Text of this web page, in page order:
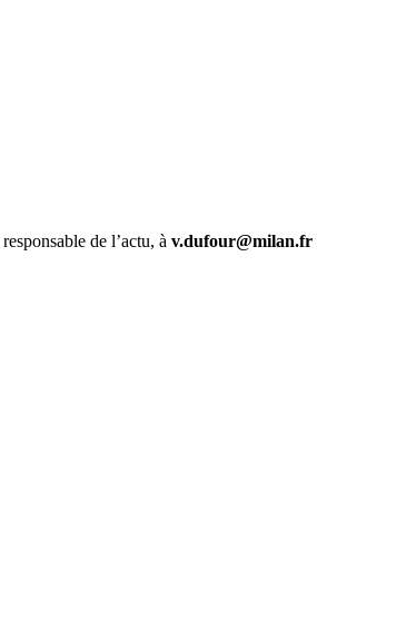
de l’actu, à v.dufour@milan.fr